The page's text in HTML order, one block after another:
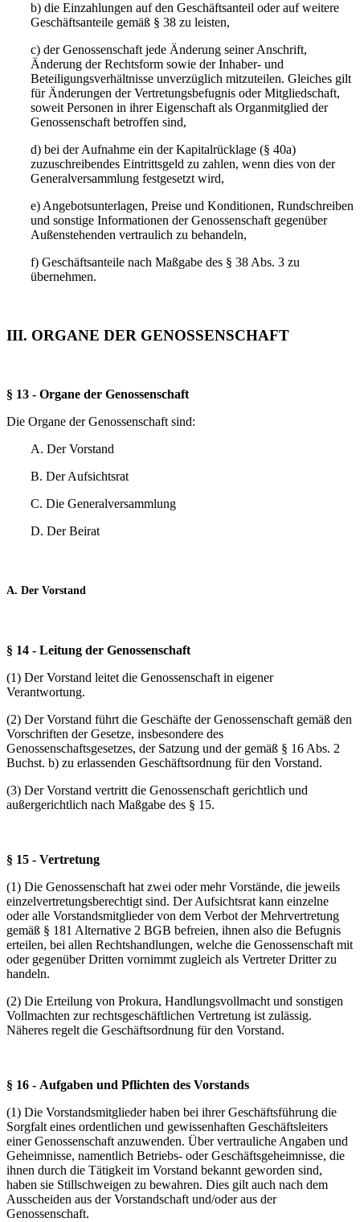
b) die Einzahlungen auf den Geschäftsanteil oder auf weitere
Geschäftsanteile gemäß § 38 zu leisten,
c) der Genossenschaft jede Änderung seiner Anschrift,
Änderung der Rechtsform sowie der Inhaber- und
Beteiligungsverhältnisse unverzüglich mitzuteilen. Gleiches gilt
für Änderungen der Vertretungsbefugnis oder Mitgliedschaft,
soweit Personen in ihrer Eigenschaft als Organmitglied der
Genossenschaft betroffen sind,
d) bei der Aufnahme ein der Kapitalrücklage (§ 40a)
zuzuschreibendes Eintrittsgeld zu zahlen, wenn dies von der
Generalversammlung festgesetzt wird,
e) Angebotsunterlagen, Preise und Konditionen, Rundschreiben
und sonstige Informationen der Genossenschaft gegenüber
Außenstehenden vertraulich zu behandeln,
f) Geschäftsanteile nach Maßgabe des § 38 Abs. 3 zu
übernehmen.
III. ORGANE DER GENOSSENSCHAFT
§ 13 - Organe der Genossenschaft
Die Organe der Genossenschaft sind:
A. Der Vorstand
B. Der Aufsichtsrat
C. Die Generalversammlung
D. Der Beirat
A. Der Vorstand
§ 14 - Leitung der Genossenschaft
(1) Der Vorstand leitet die Genossenschaft in eigener
Verantwortung.
(2) Der Vorstand führt die Geschäfte der Genossenschaft gemäß den
Vorschriften der Gesetze, insbesondere des
Genossenschaftsgesetzes, der Satzung und der gemäß § 16 Abs. 2
Buchst. b) zu erlassenden Geschäftsordnung für den Vorstand.
(3) Der Vorstand vertritt die Genossenschaft gerichtlich und
außergerichtlich nach Maßgabe des § 15.
§ 15 - Vertretung
(1) Die Genossenschaft hat zwei oder mehr Vorstände, die jeweils
einzelvertretungsberechtigt sind. Der Aufsichtsrat kann einzelne
oder alle Vorstandsmitglieder von dem Verbot der Mehrvertretung
gemäß § 181 Alternative 2 BGB befreien, ihnen also die Befugnis
erteilen, bei allen Rechtshandlungen, welche die Genossenschaft mit
oder gegenüber Dritten vornimmt zugleich als Vertreter Dritter zu
handeln.
(2) Die Erteilung von Prokura, Handlungsvollmacht und sonstigen
Vollmachten zur rechtsgeschäftlichen Vertretung ist zulässig.
Näheres regelt die Geschäftsordnung für den Vorstand.
§ 16 - Aufgaben und Pflichten des Vorstands
(1) Die Vorstandsmitglieder haben bei ihrer Geschäftsführung die
Sorgfalt eines ordentlichen und gewissenhaften Geschäftsleiters
einer Genossenschaft anzuwenden. Über vertrauliche Angaben und
Geheimnisse, namentlich Betriebs- oder Geschäftsgeheimnisse, die
ihnen durch die Tätigkeit im Vorstand bekannt geworden sind,
haben sie Stillschweigen zu bewahren. Dies gilt auch nach dem
Ausscheiden aus der Vorstandschaft und/oder aus der
Genossenschaft.